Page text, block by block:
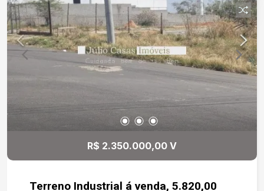
R$ 2.350.000,00 V
Terreno Industrial á venda, 5.820,00